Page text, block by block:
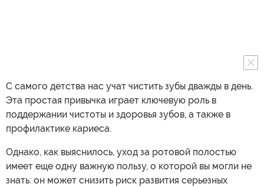
С самого детства нас учат чистить зубы дважды в день.
Эта простая привычка играет ключевую роль в
поддержании чистоты и здоровья зубов, а также в
профилактике кариеса.
Однако, как выяснилось, уход за ротовой полостью
имеет еще одну важную пользу, о которой вы могли не
знать: он может снизить риск развития серьезных